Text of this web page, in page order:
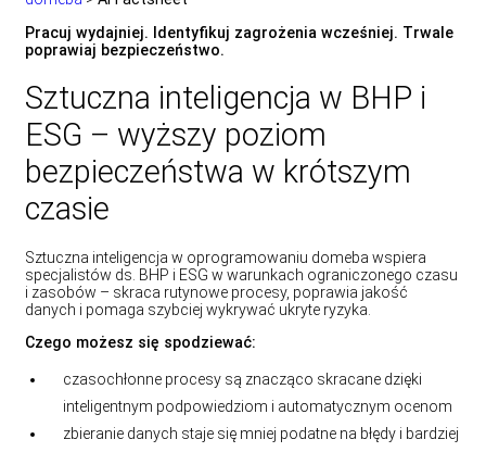
Pracuj wydajniej. Identyfikuj zagrożenia wcześniej. Trwale
poprawiaj bezpieczeństwo.
Sztuczna inteligencja w BHP i
ESG – wyższy poziom
bezpieczeństwa w krótszym
czasie
Sztuczna inteligencja w oprogramowaniu domeba wspiera
specjalistów ds. BHP i ESG w warunkach ograniczonego czasu
i zasobów – skraca rutynowe procesy, poprawia jakość
danych i pomaga szybciej wykrywać ukryte ryzyka.
Czego możesz się spodziewać:
czasochłonne procesy są znacząco skracane dzięki
inteligentnym podpowiedziom i automatycznym ocenom
zbieranie danych staje się mniej podatne na błędy i bardziej